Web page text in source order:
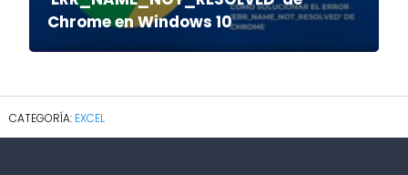
Chrome en Windows 10
EXCEL